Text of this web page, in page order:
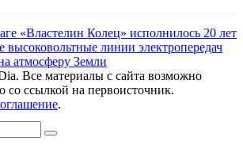
«Властелин Колец» исполнилось 20 лет
высоковольтные линии электропередач
атмосферу Земли
Все материалы с сайта возможно
со ссылкой на первоисточник.
.
Search